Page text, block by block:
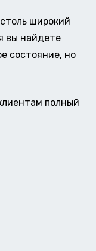
широкий
вы найдете
состояние, но
полный